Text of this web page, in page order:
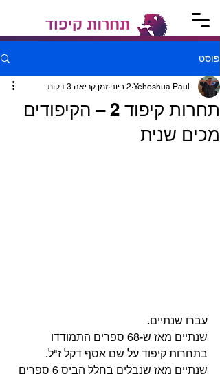
פוסט
תחרות קיפוד 2 – הקיפודים
מכים שנית
Yehoshua Paul 2 ביוני זמן קריאה 3 דקות
עברו שנתיים.
שנתיים מאז ש-68 ספרים התמודדו
בתחרות קיפוד על שם אסף דקל ז"ל.
שנתיים מאז שנבלים בחלל הביס 6 ספרים